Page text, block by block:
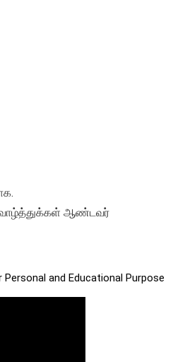
வாழ்த்துக்கள் ஆண்டவர்
and Educational Purpose